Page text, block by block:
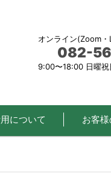
オンライン(Zoom
082-
9:00〜18:00 日曜祝
について お客